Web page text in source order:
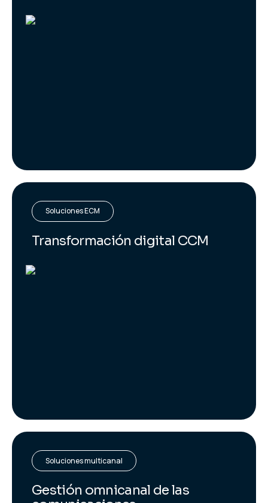
Soluciones ECM
Transformación digital CCM
Soluciones multicanal
Gestión omnicanal de las